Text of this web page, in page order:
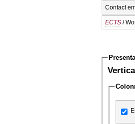
Contact
ECTS /